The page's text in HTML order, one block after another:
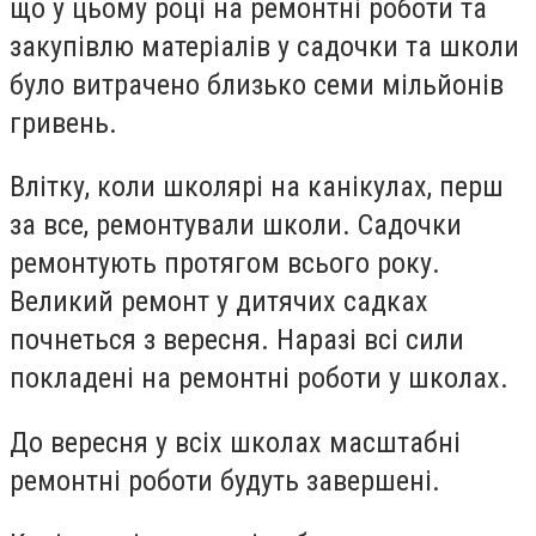
що у цьому році на ремонтні роботи та
закупівлю матеріалів у садочки та школи
було витрачено близько семи мільйонів
гривень.
Влітку, коли школярі на канікулах, перш
за все, ремонтували школи. Садочки
ремонтують протягом всього року.
Великий ремонт у дитячих садках
почнеться з вересня. Наразі всі сили
покладені на ремонтні роботи у школах.
До вересня у всіх школах масштабні
ремонтні роботи будуть завершені.